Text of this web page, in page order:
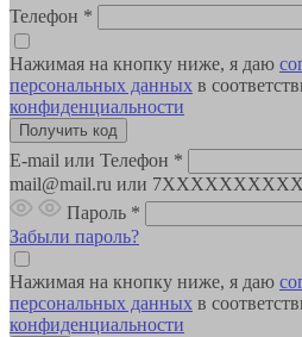
Телефон *
Нажимая на кнопку ниже, я даю
персональных данных в
конфиденциальности
E-mail или Телефон *
mail@mail.ru или 7XXXXXXXXXX
Пароль *
Забыли пароль?
Нажимая на кнопку ниже, я даю
персональных данных в
конфиденциальности